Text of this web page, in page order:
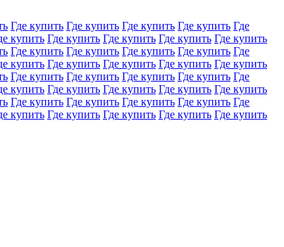
Где купить Где купить Где купить Где купить Где
купить Где купить Где купить Где купить Где купить
Где купить Где купить Где купить Где купить Где
купить Где купить Где купить Где купить Где купить
Где купить Где купить Где купить Где купить Где
купить Где купить Где купить Где купить Где купить
Где купить Где купить Где купить Где купить Где
купить Где купить Где купить Где купить Где купить